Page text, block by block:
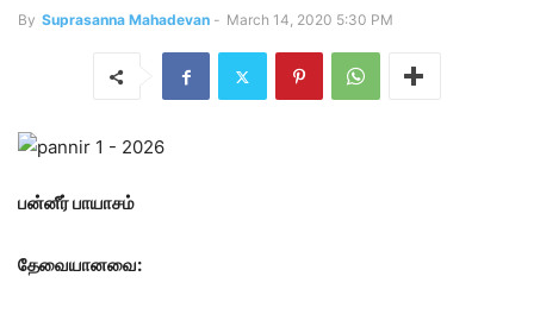
By Suprasanna Mahadevan - March 14, 2020 5:30 PM
பன்னீர் பாயாசம்
தேவையானவை: